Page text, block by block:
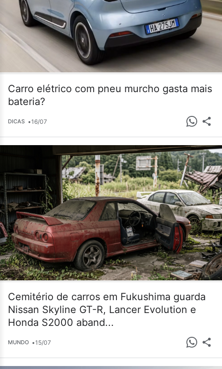
Carro elétrico com pneu murcho gasta mais
bateria?
DICAS •16/07
Cemitério de carros em Fukushima guarda
Nissan Skyline GT-R, Lancer Evolution e
Honda S2000 aband...
MUNDO •15/07